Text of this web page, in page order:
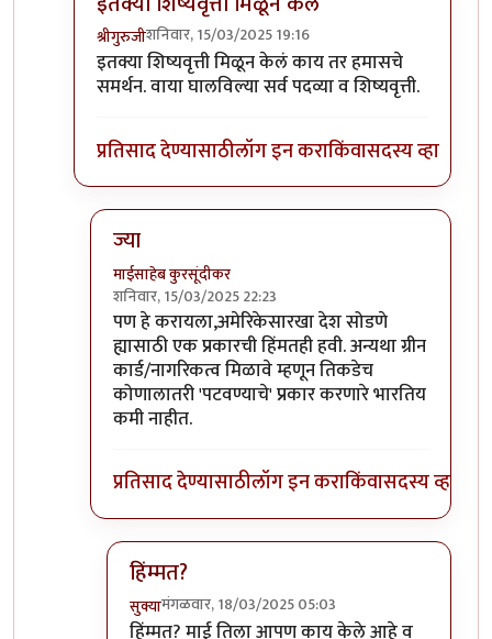
श्रीगुरुजीशनिवार, 15/03/2025 19:16
In reply toदे दणादणbyमाईसाहेब कुरसूंदीकर
इतक्या शिष्यवृत्ती मिळून केलं काय तर हमासचे
समर्थन. वाया घालविल्या सर्व पदव्या व शिष्यवृत्ती.
प्रतिसाद देण्यासाठीलॉग इन कराकिंवासदस्य व्हा
ज्या
माईसाहेब कुरसूंदीकर
शनिवार, 15/03/2025 22:23
In reply toइतक्या शिष्यवृत्ती मिळून केलं
पण हे करायला,अमेरिकेसारखा देश सोडणे
ह्यासाठी एक प्रकारची हिंमतही हवी. अन्यथा ग्रीन
कार्ड/नागरिकत्व मिळावे म्हणून तिकडेच
कोणालातरी 'पटवण्याचे' प्रकार करणारे भारतिय
कमी नाहीत.
प्रतिसाद देण्यासाठीलॉग इन कराकिंवासदस्य व्हा
हिंम्मत?
सुक्यामंगळवार, 18/03/2025 05:03
In reply toज्याbyमाईसाहेब कुरसूंदीकर
हिंम्मत? माई तिला आपण काय केले आहे व